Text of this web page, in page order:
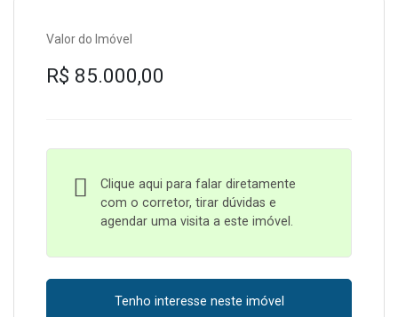
Valor do Imóvel
R$ 85.000,00
Clique aqui para falar diretamente
com o corretor, tirar dúvidas e
agendar uma visita a este imóvel.
Tenho interesse neste imóvel